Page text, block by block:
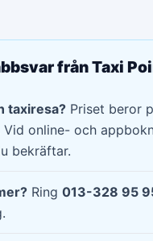
från Taxi
taxiresa? Priset beror
online- och
bekräftar.
Ring 013-328 95